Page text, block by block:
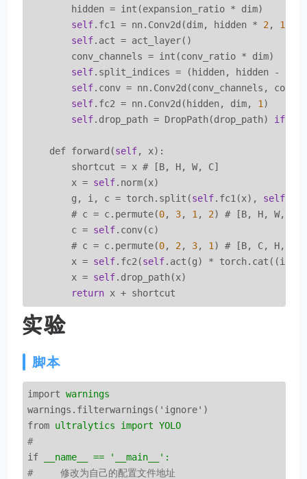
        hidden = int(expansion_ratio * dim)
self.fc1 = nn.Conv2d(dim, hidden * 2, 1
self.act = act_layer()
        conv_channels = int(conv_ratio * dim)
self.split_indices = (hidden, hidden -
self.conv = nn.Conv2d(conv_channels,
self.fc2 = nn.Conv2d(hidden, dim, 1)
self.drop_path = DropPath(drop_path) if
    def forward(
self, x):
        shortcut = x # [B, H, W, C]
        x =
self.norm(x)
        g, i, c = torch.split(
self.fc1(x), self
        # c = c.permute(
0, 3, 1, 2) # [B, H, W, C]
        c =
self.conv(c)
        # c = c.permute(
0, 2, 3, 1) # [B, C, H, W]
        x =
self.fc2(self.act(g) * torch.cat((i,
        x =
self.drop_path(x)
return
实验
脚本
import warnings
warnings.filterwarnings('ignore')
from ultralytics import YOLO
#
if
__name__ == '__main__':
#     修改为自己的配置文件地址